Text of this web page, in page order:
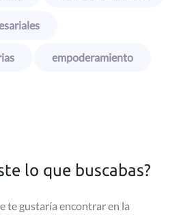
empoderamiento
lo que buscabas?
te gustaría encontrar en la